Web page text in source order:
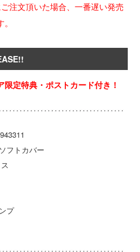
注文頂いた場合、一番遅い発売
定特典・ポストカード付き！
カバー